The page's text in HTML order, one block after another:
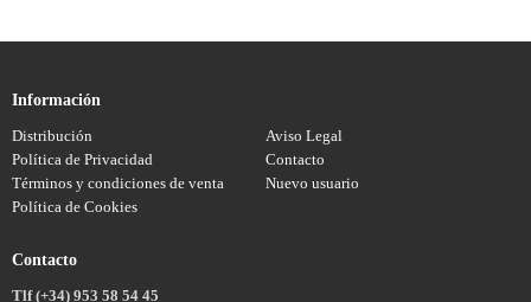
Información
Distribución
Aviso Legal
Política de Privacidad
Contacto
Términos y condiciones de venta
Nuevo usuario
Política de Cookies
Contacto
Tlf (+34) 953 58 54 45